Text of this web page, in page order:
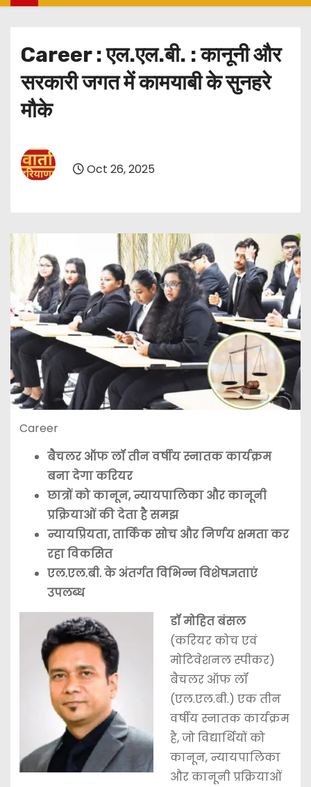
Career : एल.एल.बी. : कानूनी और
सरकारी जगत में कामयाबी के सुनहरे
मौके
Oct 26, 2025
Career
बैचलर ऑफ लॉ तीन वर्षीय स्नातक कार्यक्रम
बना देगा करियर
छात्रों को कानून, न्यायपालिका और कानूनी
प्रक्रियाओं की देता है समझ
न्यायप्रियता, तार्किक सोच और निर्णय क्षमता कर
रहा विकसित
एल.एल.बी. के अंतर्गत विभिन्न विशेषज्ञताएं
उपलब्ध
डॉ मोहित बंसल
(करियर कोच एवं
मोटिवेशनल स्पीकर)
बैचलर ऑफ लॉ
(एल.एल.बी.) एक तीन
वर्षीय स्नातक कार्यक्रम
है, जो विद्यार्थियों को
कानून, न्यायपालिका
और कानूनी प्रक्रियाओं